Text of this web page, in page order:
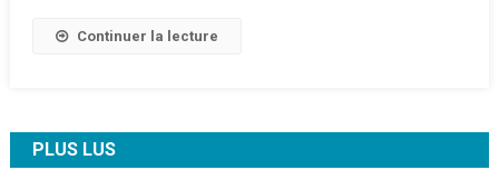
Continuer la lecture
PLUS LUS